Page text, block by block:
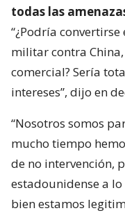
todas las
“¿Podría
militar contra
comercial? Sería
intereses”, dijo en
“Nosotros somos
mucho tiempo
de no intervención,
estadounidense a
bien estamos